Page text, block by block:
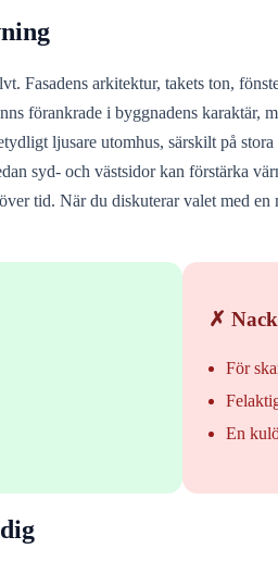
Fasadens arkitektur, takets ton,
förankrade i byggnadens karaktär,
ljusare utomhus, särskilt på
syd- och västsidor kan förstärka
tid. När du diskuterar valet med
✗
För
En